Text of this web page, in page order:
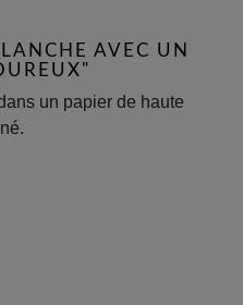
AVEC UN
un papier de haute